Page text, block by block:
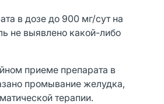
в дозе до 900 мг/сут на
не выявлено какой-либо
приеме препарата в
промывание желудка,
терапии.